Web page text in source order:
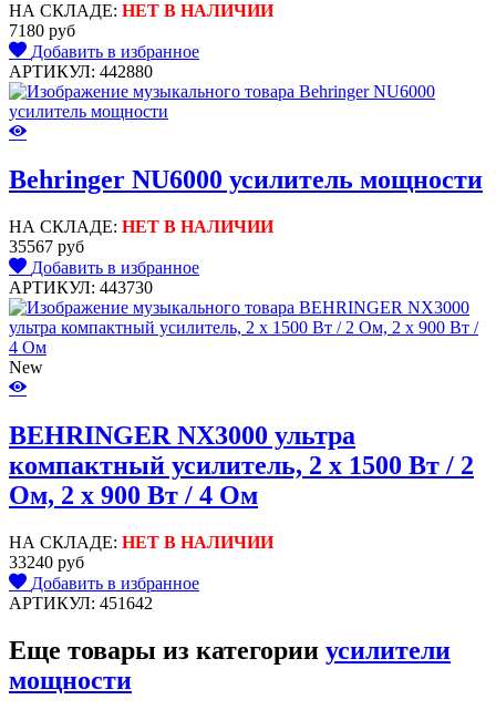
НА СКЛАДЕ: НЕТ В НАЛИЧИИ
7180 руб
Добавить в избранное
АРТИКУЛ: 442880
Behringer NU6000 усилитель мощности
НА СКЛАДЕ: НЕТ В НАЛИЧИИ
35567 руб
Добавить в избранное
АРТИКУЛ: 443730
New
BEHRINGER NX3000 ультра
компактный усилитель, 2 x 1500 Вт / 2
Oм, 2 x 900 Вт / 4 Oм
НА СКЛАДЕ: НЕТ В НАЛИЧИИ
33240 руб
Добавить в избранное
АРТИКУЛ: 451642
Еще товары из категории усилители
мощности